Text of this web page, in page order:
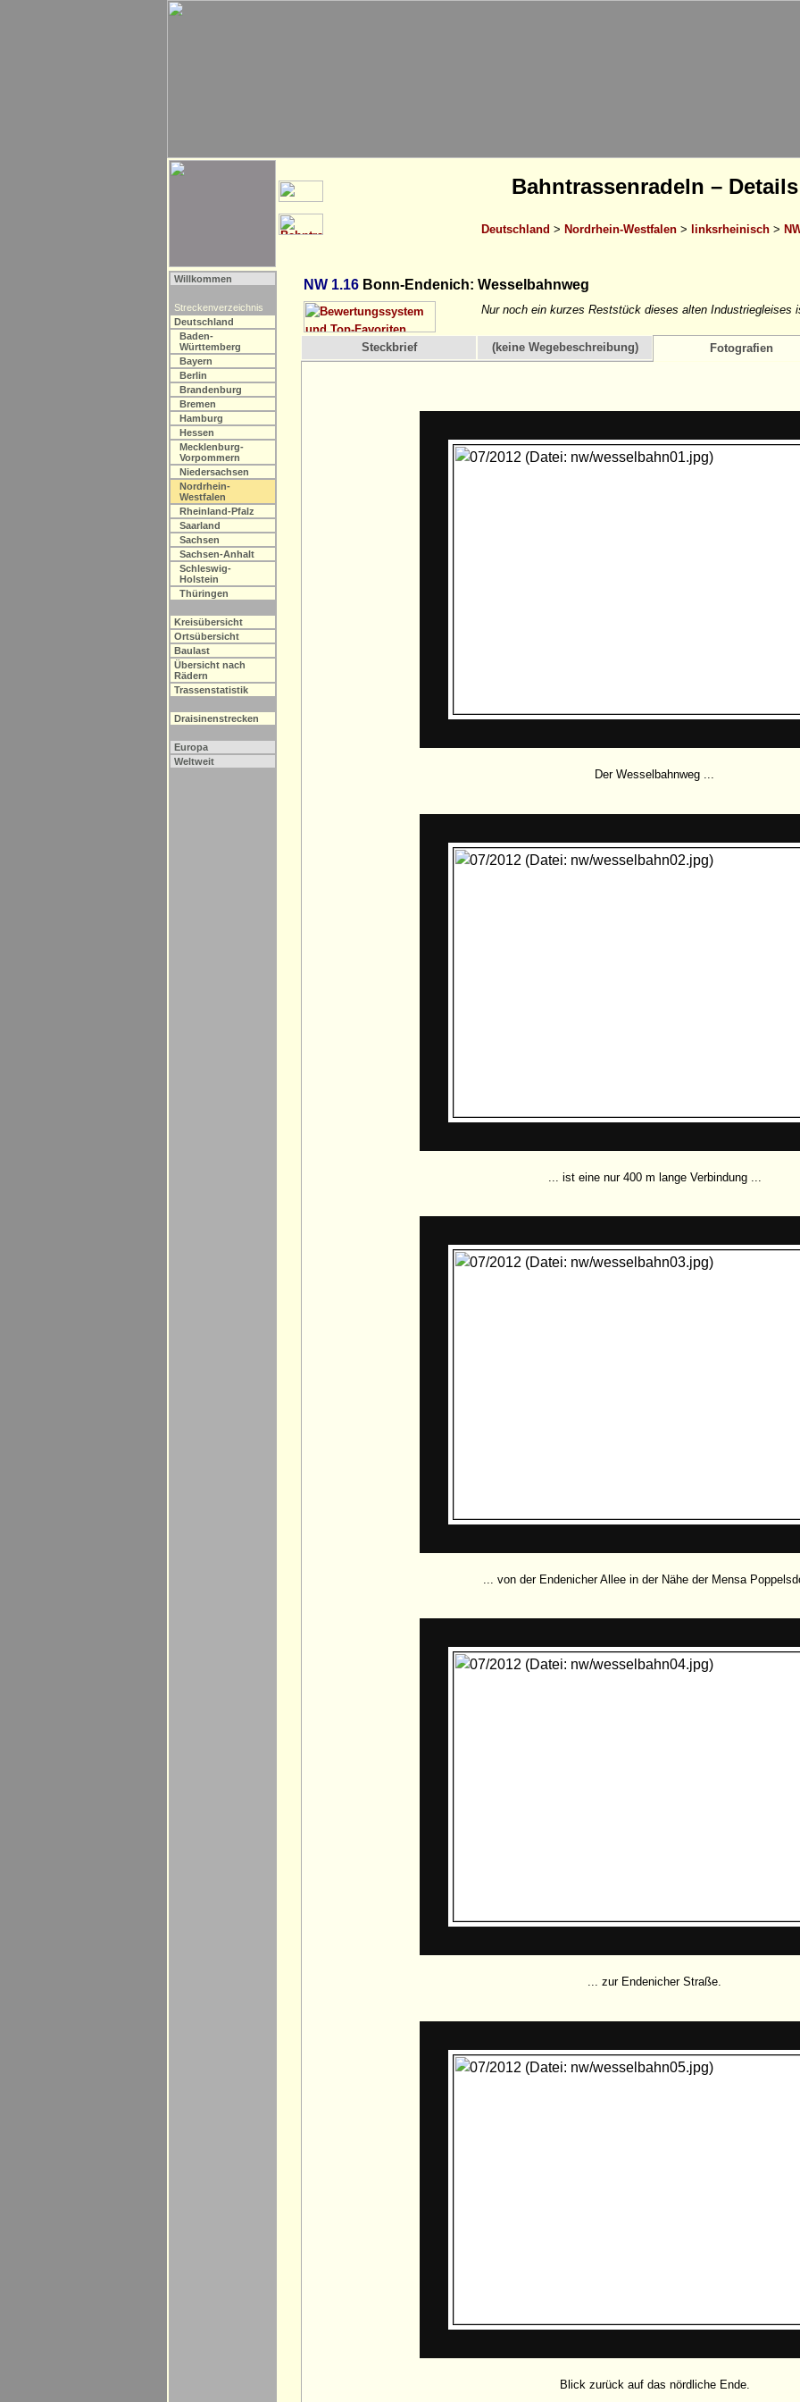
Bahntrassenradeln – Details
Deutschland > Nordrhein-Westfalen> linksrheinisch>
Willkommen
Streckenverzeichnis
Deutschland
Baden-
Württemberg
Bayern
Berlin
Brandenburg
Bremen
Hamburg
Hessen
Mecklenburg-
Vorpommern
Niedersachsen
Nordrhein-
Westfalen
Rheinland-Pfalz
Saarland
Sachsen
Sachsen-Anhalt
Schleswig-
Holstein
Thüringen
Kreisübersicht
Ortsübersicht
Baulast
Übersicht nach
Rädern
Trassenstatistik
Draisinenstrecken
Europa
Weltweit
NW 1.16 Bonn-Endenich: Wesselbahnweg
Nur noch ein kurzes Reststück dieses alten Industriegleises
Steckbrief (keine Wegebeschreibung) Fotografien
Der Wesselbahnweg ...
... ist eine nur 400 m lange Verbindung ...
... von der Endenicher Allee in der Nähe der Mensa
... zur Endenicher Straße.
Blick zurück auf das nördliche Ende.